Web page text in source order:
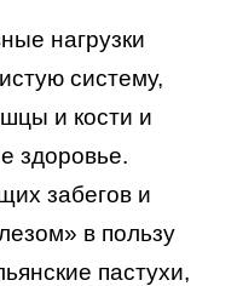
нагрузки
систему,
и кости и
здоровье.
забегов и
в пользу
пастухи,